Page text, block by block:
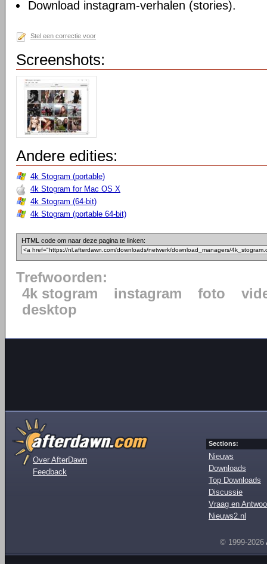
Download instagram-verhalen (stories).
Stel een correctie voor
Screenshots:
Andere edities:
4k Stogram (portable)
4k Stogram for Mac OS X
4k Stogram (64-bit)
4k Stogram (portable 64-bit)
HTML code om naar deze pagina te linken:
Trefwoorden:
4k stogram
instagram foto
desktop
Over AfterDawn
Feedback
Sections:
Nieuws
Downloads
Top Downloads
Discussie
Vraag en
Nieuws2.nl
© 1999-2026